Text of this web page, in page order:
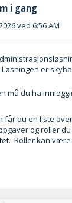
i gang
ved 6:56 AM
er
må du ha
får du en liste
og roller
Roller kan